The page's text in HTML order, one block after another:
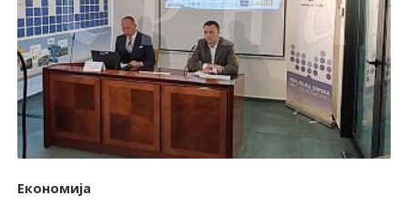
Економија